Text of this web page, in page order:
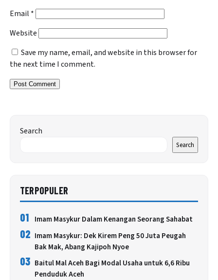
Email *
Website
Save my name, email, and website in this browser for
the next time I comment.
Search
Search
TERPOPULER
01 Imam Masykur Dalam Kenangan Seorang Sahabat
02 Imam Masykur: Dek Kirem Peng 50 Juta Peugah
Bak Mak, Abang Kajipoh Nyoe
03 Baitul Mal Aceh Bagi Modal Usaha untuk 6,6 Ribu
Penduduk Aceh